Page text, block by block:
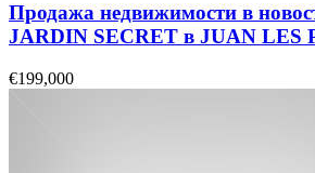
Продажа недвижимости в
JARDIN SECRET в JUAN LES
€199,000